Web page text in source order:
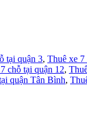
tại quận 3, Thuê xe 7
chỗ tại quận 12,
quận Tân Bình,